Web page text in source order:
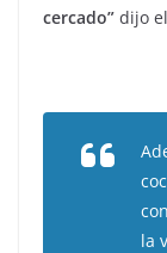
cercado” dijo
la